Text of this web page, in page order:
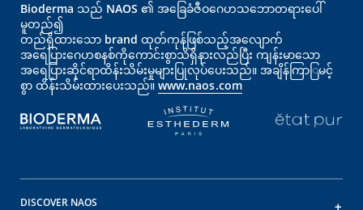
Bioderma သည် NAOS ၏ အခြေခံဇီဝဂေဟသဘောတရားပေါ်
မူတည်၍
တည်ရှိထားသော brand ထုတ်ကုန်ဖြစ်သည့်အလျောက်
အရေပြား‌‌‌‌ဂေဟစနစ်ကိုကောင်းစွာသိရှိနားလည်ပြီး ကျန်းမာသော
အရေပြားဆိုင်ရာထိန်းသိမ်းမှုများပြုလုပ်ပေးသည်။ အချိန်ကြာြမင့်
စွာ ထိန်းသိမ်းထားပေးသည်။ www.naos.com
DISCOVER NAOS